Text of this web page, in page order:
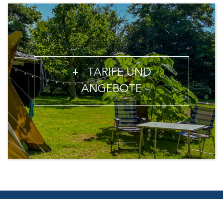
+
TARIFE UND
ANGEBOTE